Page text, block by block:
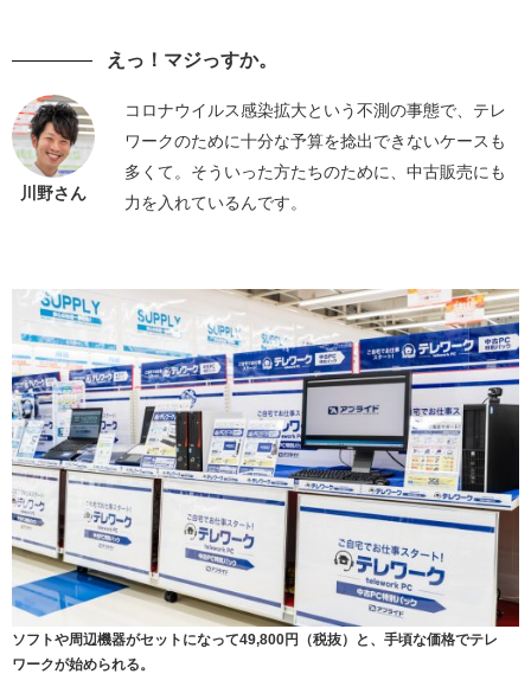
えっ！マジっすか。
川野さん
コロナウイルス感染拡大という不測の事態で、テレ
ワークのために十分な予算を捻出できないケースも
多くて。そういった方たちのために、中古販売にも
力を入れているんです。
ソフトや周辺機器がセットになって49,800円（税抜）と、手頃な価格でテレ
ワークが始められる。